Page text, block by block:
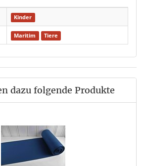
Kinder
Maritim Tiere
dazu folgende Produkte